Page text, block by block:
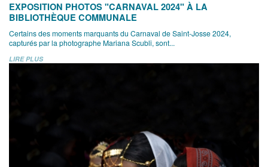
EXPOSITION PHOTOS "CARNAVAL 2024" À LA
BIBLIOTHÈQUE COMMUNALE
Certains des moments marquants du Carnaval de Saint-Josse 2024,
capturés par la photographe Mariana Scubli, sont...
LIRE PLUS